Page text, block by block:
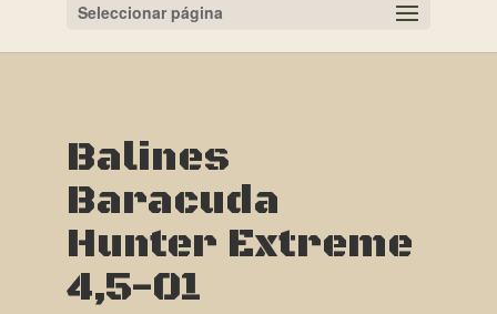
Seleccionar página
Balines
Baracuda
Hunter Extreme
4,5-01